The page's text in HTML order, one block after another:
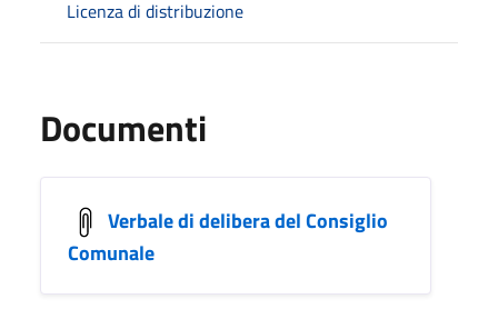
Licenza di distribuzione
Documenti
Verbale di delibera del Consiglio
Comunale